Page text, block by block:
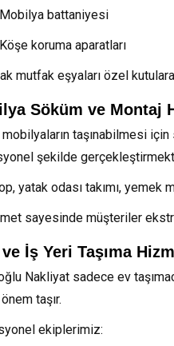
Mobilya battaniyesi
Köşe koruma aparatları
mutfak eşyaları özel
Söküm ve Montaj
mobilyaların taşınabilmesi
şekilde
yatak odası takımı,
sayesinde müşteriler
İş Yeri Taşıma
Nakliyat sadece ev
taşır.
ekiplerimiz: